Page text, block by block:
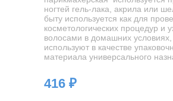
ногтей гель-лака, акрила или
быту используется как для
косметологических процедур и
волосами в домашних условиях,
используют в качестве
материала универсального
416 ₽